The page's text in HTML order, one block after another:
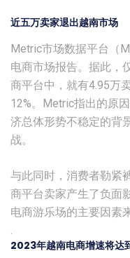
近五万卖家退出越南市场
Metric市场数据平台（
电商市场报告。据此，
商平台中，就有4.95万
12%。Metric指出的原
济总体形势不稳定的背
战。
与此同时，消费者勒紧
商平台卖家产生了负面
电商游乐场的主要因素
.
2023年越南电商增速将达